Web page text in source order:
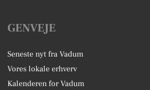
GENVEJE
Seneste nyt fra Vadum
Vores lokale erhverv
Kalenderen for Vadum